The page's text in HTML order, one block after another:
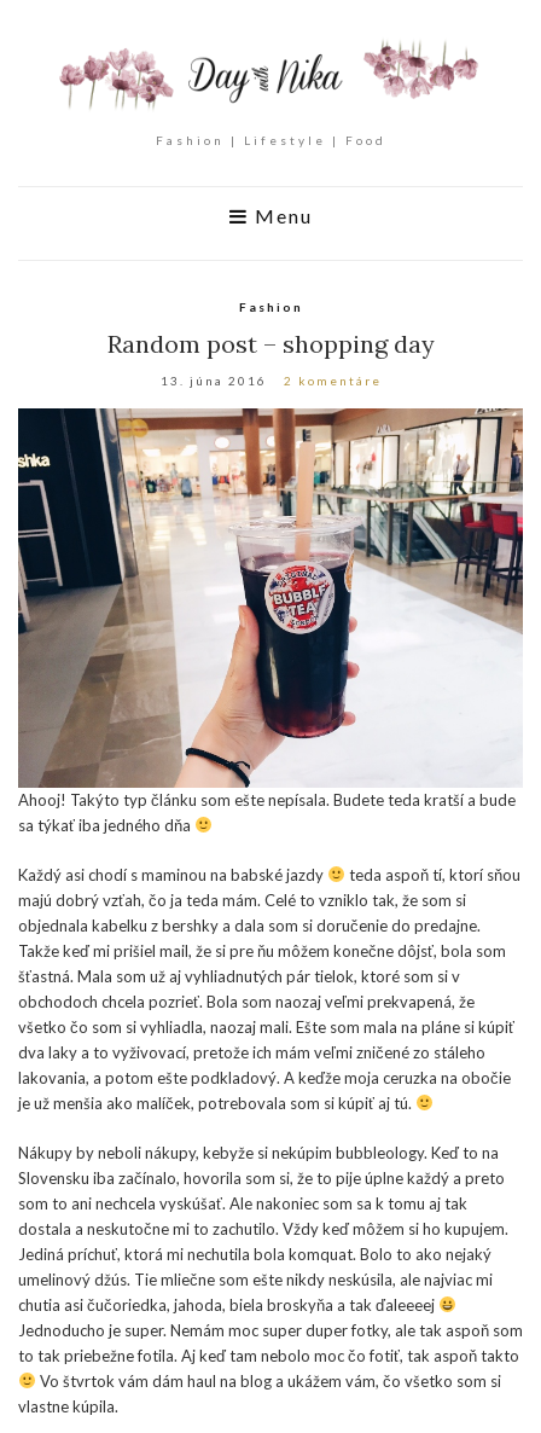
Fashion | Lifestyle | Food
Menu
Fashion
Random post – shopping day
13. júna 2016 2 komentáre
Ahooj! Takýto typ článku som ešte nepísala. Budete teda kratší a bude
sa týkať iba jedného dňa
Každý asi chodí s maminou na babské jazdy
teda aspoň tí, ktorí sňou
majú dobrý vzťah, čo ja teda mám. Celé to vzniklo tak, že som si
objednala kabelku z bershky a dala som si doručenie do predajne.
Takže keď mi prišiel mail, že si pre ňu môžem konečne dôjsť, bola som
šťastná. Mala som už aj vyhliadnutých pár tielok, ktoré som si v
obchodoch chcela pozrieť. Bola som naozaj veľmi prekvapená, že
všetko čo som si vyhliadla, naozaj mali. Ešte som mala na pláne si kúpiť
dva laky a to vyživovací, pretože ich mám veľmi zničené zo stáleho
lakovania, a potom ešte podkladový. A keďže moja ceruzka na obočie
je už menšia ako malíček, potrebovala som si kúpiť aj tú.
Nákupy by neboli nákupy, kebyže si nekúpim bubbleology. Keď to na
Slovensku iba začínalo, hovorila som si, že to pije úplne každý a preto
som to ani nechcela vyskúšať. Ale nakoniec som sa k tomu aj tak
dostala a neskutočne mi to zachutilo. Vždy keď môžem si ho kupujem.
Jediná príchuť, ktorá mi nechutila bola komquat. Bolo to ako nejaký
umelinový džús. Tie mliečne som ešte nikdy neskúsila, ale najviac mi
chutia asi čučoriedka, jahoda, biela broskyňa a tak ďaleeeej
Jednoducho je super. Nemám moc super duper fotky, ale tak aspoň som
to tak priebežne fotila. Aj keď tam nebolo moc čo fotiť, tak aspoň takto
Vo štvrtok vám dám haul na blog a ukážem vám, čo všetko som si
vlastne kúpila.